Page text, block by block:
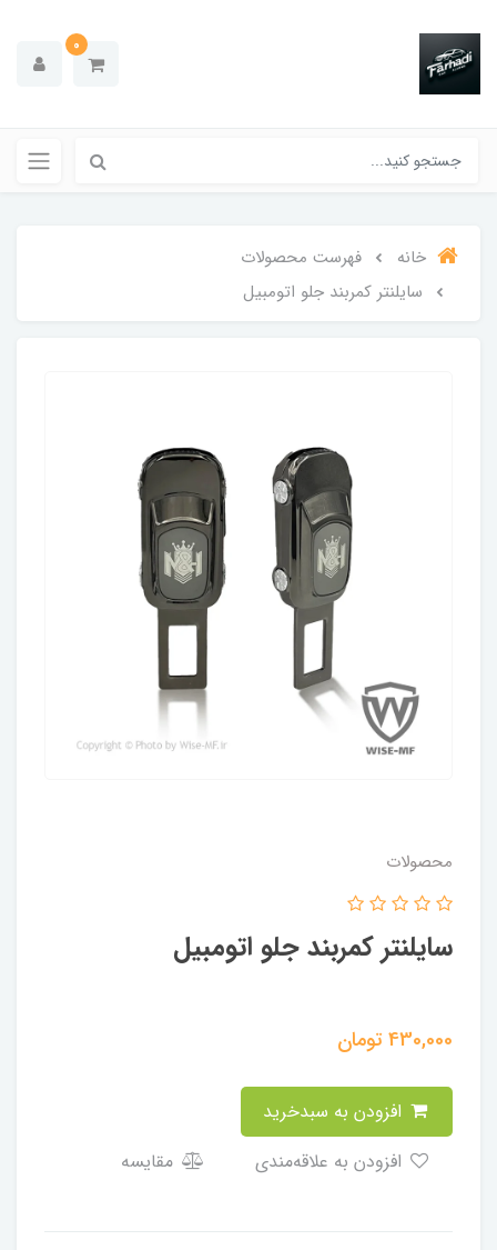
0
خانه
فهرست محصولات
سایلنتر کمربند جلو اتومبیل
محصولات
سایلنتر کمربند جلو اتومبیل
430,000تومان
مقایسه